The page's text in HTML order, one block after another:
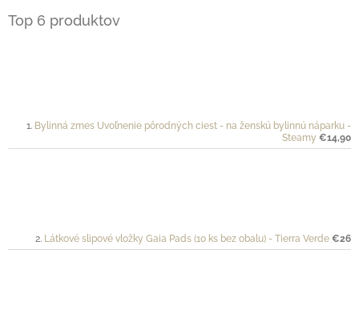
Top 6 produktov
Bylinná zmes Uvoľnenie pôrodných ciest - na ženskú bylinnú náparku -
Steamy €14,90
Látkové slipové vložky Gaia Pads (10 ks bez obalu) - Tierra Verde €26